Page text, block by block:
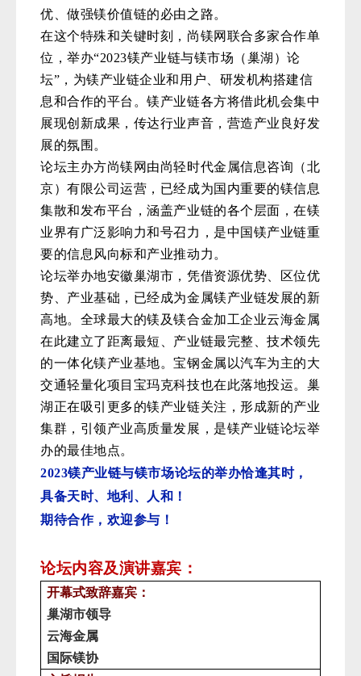
优、做强镁价值链的必由之路。
在这个特殊和关键时刻，尚镁网联合多家合作单
位，举办“2023镁产业链与镁市场（巢湖）论
坛”，为镁产业链企业和用户、研发机构搭建信
息和合作的平台。镁产业链各方将借此机会集中
展现创新成果，传达行业声音，营造产业良好发
展的氛围。
论坛主办方尚镁网由尚轻时代金属信息咨询（北
京）有限公司运营，已经成为国内重要的镁信息
集散和发布平台，涵盖产业链的各个层面，在镁
业界有广泛影响力和号召力，是中国镁产业链重
要的信息风向标和产业推动力。
论坛举办地安徽巢湖市，凭借资源优势、区位优
势、产业基础，已经成为金属镁产业链发展的新
高地。全球最大的镁及镁合金加工企业云海金属
在此建立了距离最短、产业链最完整、技术领先
的一体化镁产业基地。宝钢金属以汽车为主的大
交通轻量化项目宝玛克科技也在此落地投运。巢
湖正在吸引更多的镁产业链关注，形成新的产业
集群，引领产业高质量发展，是镁产业链论坛举
办的最佳地点。
2023镁产业链与镁市场论坛的举办恰逢其时，
具备天时、地利、人和！
期待合作，欢迎参与！
论坛内容及演讲嘉宾：
开幕式致辞嘉宾：
巢湖市领导
云海金属
国际镁协